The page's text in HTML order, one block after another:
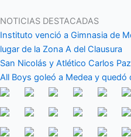
al
contenido
NOTICIAS DESTACADAS
Instituto venció a Gimnasia de
lugar de la Zona A del Clausura
San Nicolás y Atlético Carlos
All Boys goleó a Medea y